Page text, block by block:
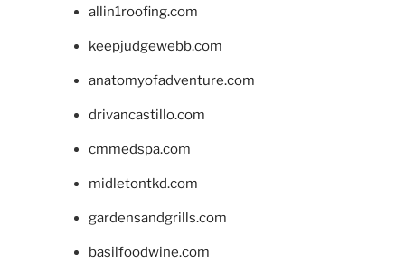
allin1roofing.com
keepjudgewebb.com
anatomyofadventure.com
drivancastillo.com
cmmedspa.com
midletontkd.com
gardensandgrills.com
basilfoodwine.com